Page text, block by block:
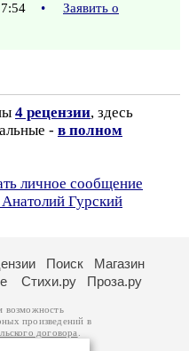
•
Заявить о
4 рецензии, здесь
- в полном
личное сообщение
Гурский
Поиск
Магазин
Стихи.ру Проза.ру
возможность
произведений в
договора
авторам